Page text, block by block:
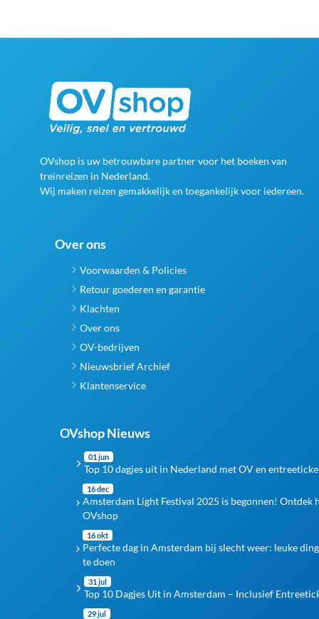
OVshop is uw betrouwbare partner voor het boeken van
treinreizen in Nederland.
Wij maken reizen gemakkelijk en toegankelijk voor iedereen.
Over ons
Voorwaarden & Policies
Retour goederen en garantie
Klachten
Over ons
OV-bedrijven
Nieuwsbrief Archief
Klantenservice
OVshop Nieuws
01 jun
Top 10 dagjes uit in Nederland met OV en
16 dec
Amsterdam Light Festival 2025 is begonnen! Ontdek
OVshop
16 okt
Perfecte dag in Amsterdam bij slecht weer: leuke
te doen
31 jul
Top 10 Dagjes Uit in Amsterdam – Inclusief
29 jul